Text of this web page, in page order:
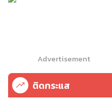
Advertisement
ติดกระแส